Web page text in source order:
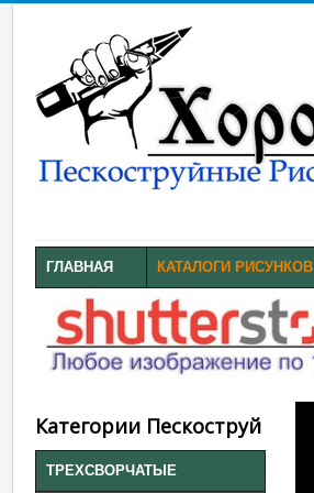
ГЛАВНАЯ КАТАЛОГИ РИСУНКОВ
Категории Пескоструй
ТРЕХСВОРЧАТЫЕ